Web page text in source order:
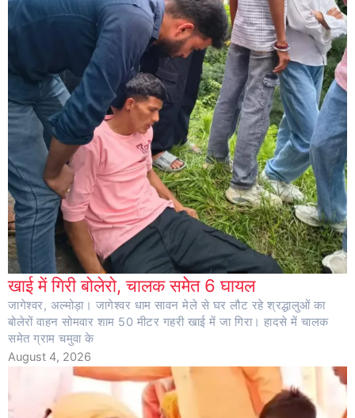
खाई में गिरी बोलेरो, चालक समेेत 6 घायल
जागेश्वर, अल्मोड़ा। जागेश्वर धाम सावन मेले से घर लौट रहे श्रद्धालुओं का
बोलेरों वाहन सोमवार शाम 50 मीटर गहरी खाई में जा गिरा। हादसे में चालक
समेत ग्राम चमुवा के
August 4, 2026